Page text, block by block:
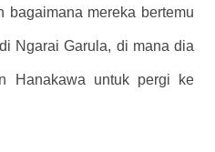
bagaimana mereka bertemu
Ngarai Garula, di mana dia
Hanakawa untuk pergi ke